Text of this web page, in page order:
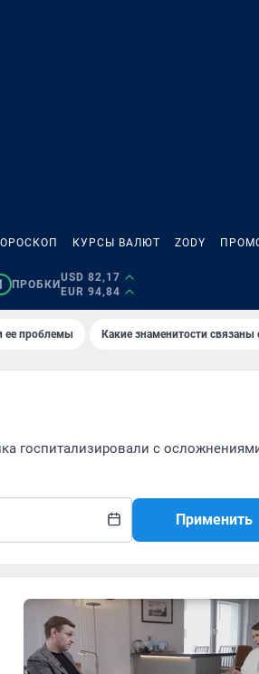
КУРСЫ ВАЛЮТ ZODY
ПРОБКИ
USD 82,17
EUR 94,84
ее проблемы Какие знаменитости связаны
госпитализировали с
Применить